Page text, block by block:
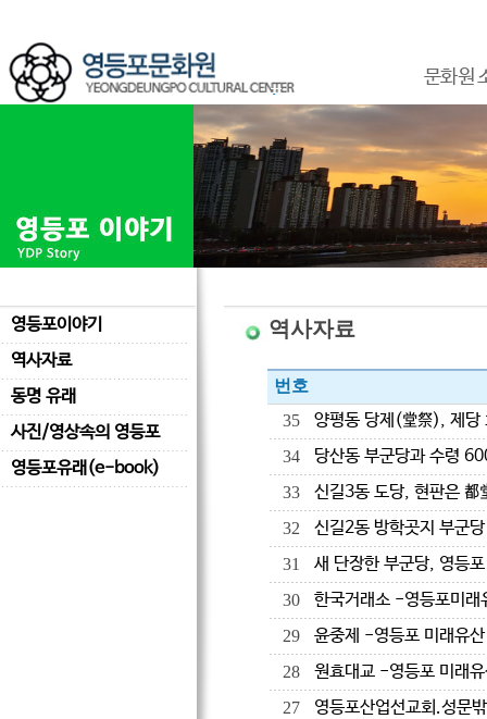
문화원
영등포이야기
역사자료
동명 유래
사진/영상속의 영등포
영등포유래(e-book)
역사자료
번호
35
양평동 당제(堂祭), 제당
34 당산동 부군당과 수령
33 신길3동 도당, 현판은 都
32 신길2동 방학곳지 부군
31 새 단장한 부군당, 영등
30 한국거래소 -영등포미래
29 윤중제 -영등포 미래유
28 원효대교 -영등포 미래
27 영등포산업선교회.성문